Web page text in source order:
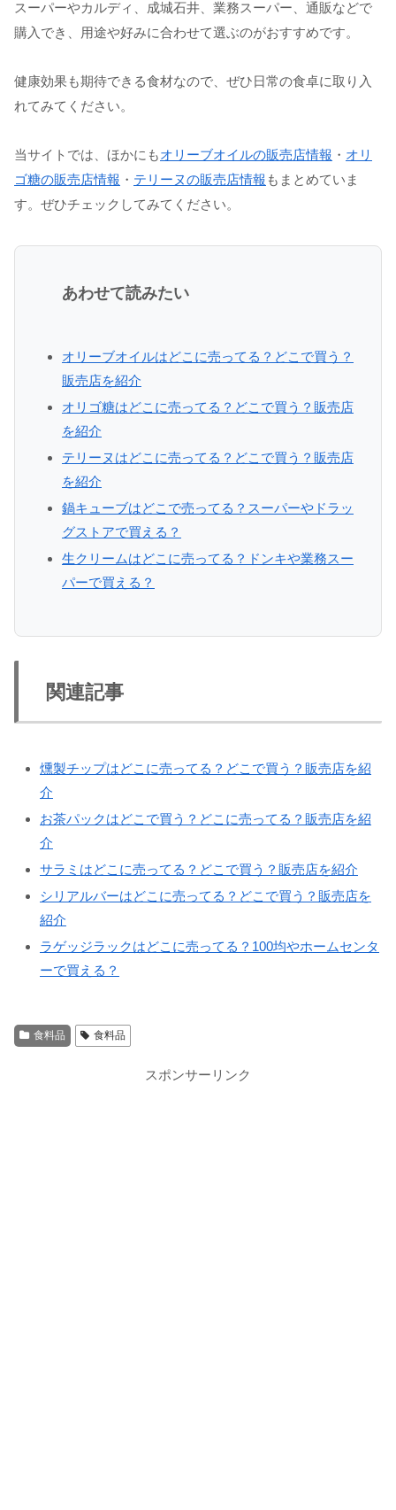
スーパーやカルディ、成城石井、業務スーパー、通販などで
購入でき、用途や好みに合わせて選ぶのがおすすめです。
健康効果も期待できる食材なので、ぜひ日常の食卓に取り入
れてみてください。
当サイトでは、ほかにもオリーブオイルの販売店情報 ・ オリ
ゴ糖の販売店情報 ・ テリーヌの販売店情報 もまとめていま
す。ぜひチェックしてみてください。
あわせて読みたい
オリーブオイルはどこに売ってる？どこで買う？
販売店を紹介
オリゴ糖はどこに売ってる？どこで買う？販売店
を紹介
テリーヌはどこに売ってる？どこで買う？販売店
を紹介
鍋キューブはどこで売ってる？スーパーやドラッ
グストアで買える？
生クリームはどこに売ってる？ドンキや業務スー
パーで買える？
関連記事
燻製チップはどこに売ってる？どこで買う？販売店を紹
介
お茶パックはどこで買う？どこに売ってる？販売店を紹
介
サラミはどこに売ってる？どこで買う？販売店を紹介
シリアルバーはどこに売ってる？どこで買う？販売店を
紹介
ラゲッジラックはどこに売ってる？100均やホームセンタ
ーで買える？
食料品 食料品
スポンサーリンク